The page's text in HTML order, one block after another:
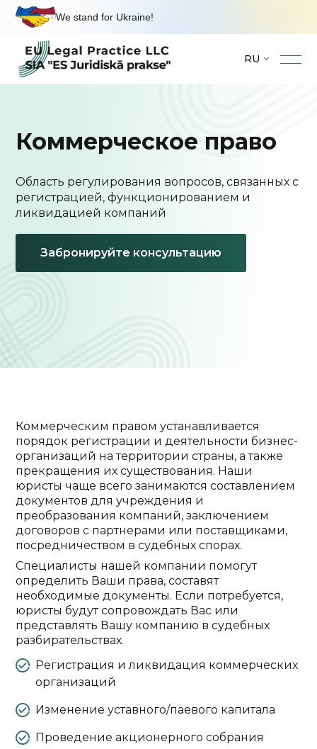
We stand for Ukraine!
RU
Коммерческое право
Область регулирования вопросов, связанных с
регистрацией, функционированием и
ликвидацией компаний
Забронируйте консультацию
Коммерческим правом устанавливается
порядок регистрации и деятельности бизнес-
организаций на территории страны, а также
прекращения их существования. Наши
юристы чаще всего занимаются составлением
документов для учреждения и
преобразования компаний, заключением
договоров с партнерами или поставщиками,
посредничеством в судебных спорах.
Специалисты нашей компании помогут
определить Ваши права, составят
необходимые документы. Если потребуется,
юристы будут сопровождать Вас или
представлять Вашу компанию в судебных
разбирательствах.
Регистрация и ликвидация коммерческих
организаций
Изменение уставного/паевого капитала
Проведение акционерного собрания